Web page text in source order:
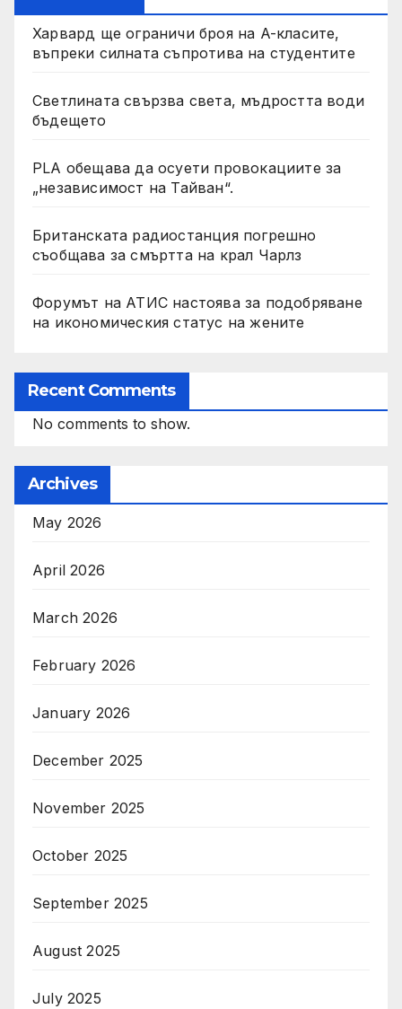
Харвард ще ограничи броя на A-класите,
въпреки силната съпротива на студентите
Светлината свързва света, мъдростта води
бъдещето
PLA обещава да осуети провокациите за
„независимост на Тайван“.
Британската радиостанция погрешно
съобщава за смъртта на крал Чарлз
Форумът на АТИС настоява за подобряване
на икономическия статус на жените
Recent Comments
No comments to show.
Archives
May 2026
April 2026
March 2026
February 2026
January 2026
December 2025
November 2025
October 2025
September 2025
August 2025
July 2025